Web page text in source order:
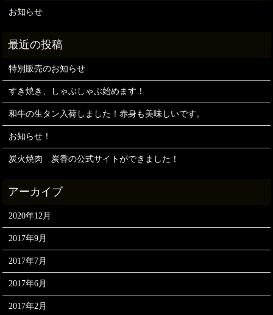
お知らせ
特別販売のお知らせ
すき焼き、しゃぶしゃぶ始めます！
和牛の生タン入荷しました！赤身も美味しいです。
お知らせ！
炭火焼肉 炭香の公式サイトができました！
2020年12月
2017年9月
2017年7月
2017年6月
2017年2月